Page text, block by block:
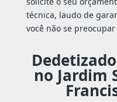
técnica, laudo de
você não se
no Jardim